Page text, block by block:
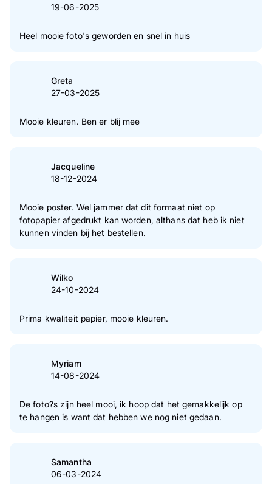
19-06-2025
Heel mooie foto's geworden en snel in huis
Greta
27-03-2025
Mooie kleuren. Ben er blij mee
Jacqueline
18-12-2024
Mooie poster. Wel jammer dat dit formaat niet op
fotopapier afgedrukt kan worden, althans dat heb ik niet
kunnen vinden bij het bestellen.
Wilko
24-10-2024
Prima kwaliteit papier, mooie kleuren.
Myriam
14-08-2024
De foto?s zijn heel mooi, ik hoop dat het gemakkelijk op
te hangen is want dat hebben we nog niet gedaan.
Samantha
06-03-2024